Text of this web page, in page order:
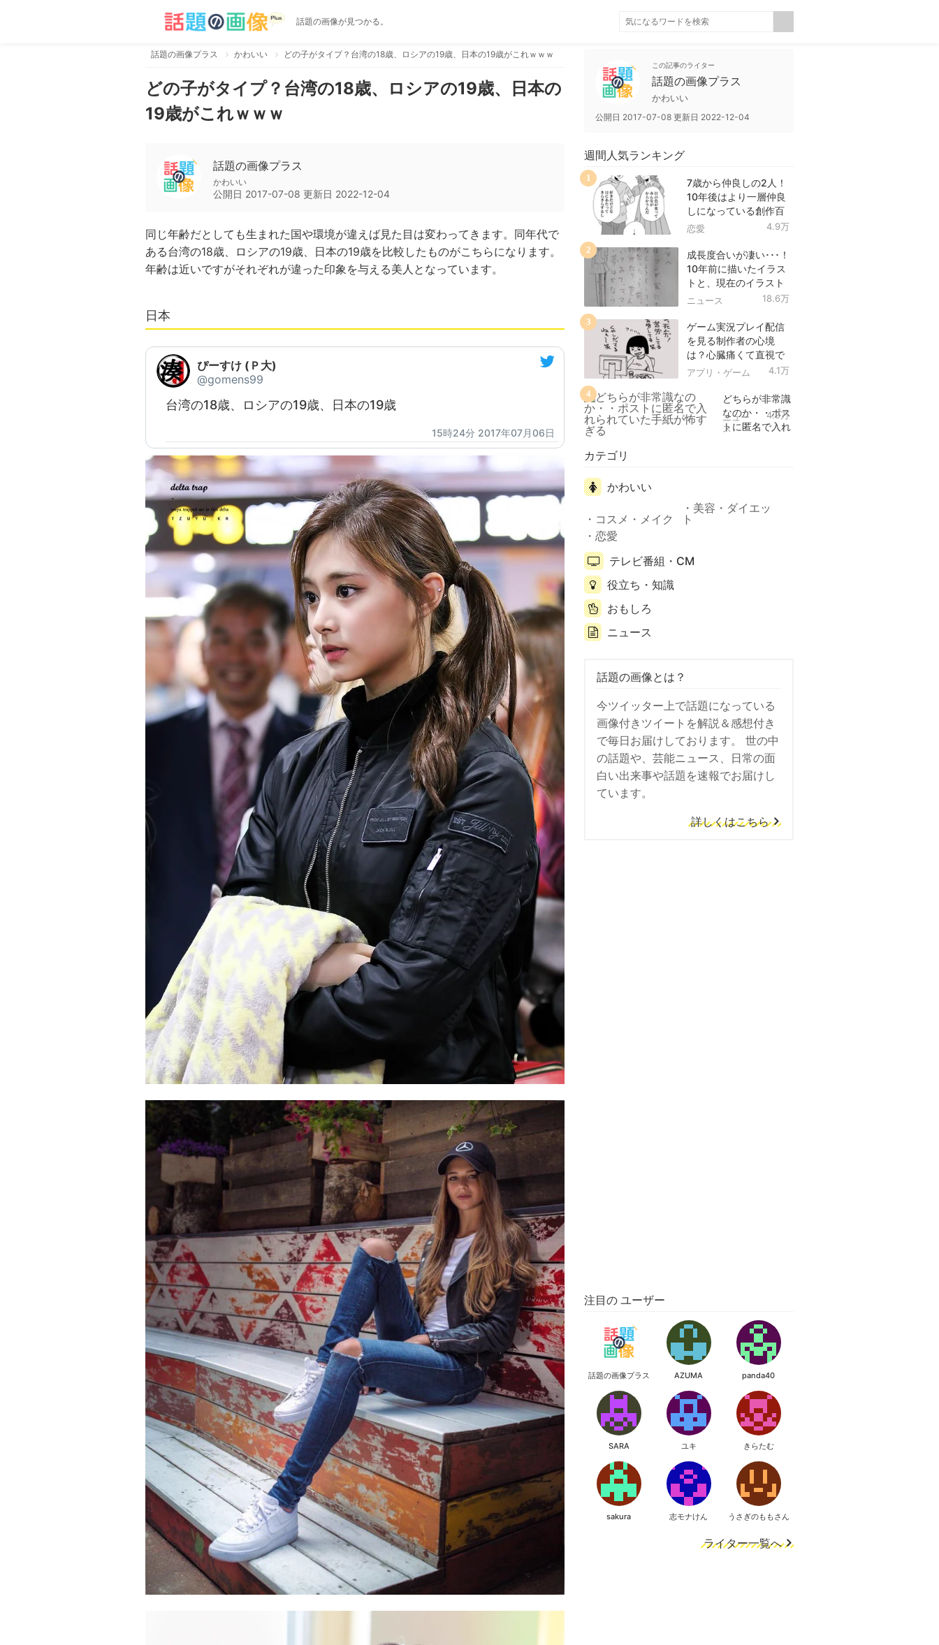
話題の画像が見つかる。
話題の画像プラス かわいい どの子がタイプ？台湾の18歳、ロシアの19歳、日本の19歳がこれｗｗｗ
どの子がタイプ？台湾の18歳、ロシアの19歳、日本の
19歳がこれｗｗｗ
話題の画像プラス
かわいい
公開日 2017-07-08 更新日 2022-12-04
同じ年齢だとしても生まれた国や環境が違えば見た目は変わってきます。同年代で
ある台湾の18歳、ロシアの19歳、日本の19歳を比較したものがこちらになります。
年齢は近いですがそれぞれが違った印象を与える美人となっています。
日本
ぴーすけ (Ｐ大)
@gomens99
台湾の18歳、ロシアの19歳、日本の19歳
15時24分 2017年07月06日
この記事のライター
話題の画像プラス
かわいい
公開日 2017-07-08 更新日 2022-12-04
週間人気ランキング
7歳から仲良しの2人！
10年後はより一層仲良
しになっている創作百
合！
恋愛 4.9万
1
成長度合いが凄い･･･！
10年前に描いたイラス
トと、現在のイラスト
を投稿したツイートが
ニュース 18.6万
2
ゲーム実況プレイ配信
を見る制作者の心境
は？心臓痛くて直視で
きなかった！
アプリ・ゲーム 4.1万
3
どちらが非常識
なのか・・ポス
トに匿名で入れ
ニュー
ス
4.9万
4
カテゴリ
かわいい
コスメ・メイク
美容・ダイエッ
ト
恋愛
テレビ番組・CM
役立ち・知識
おもしろ
ニュース
話題の画像とは？
今ツイッター上で話題になっている
画像付きツイートを解説＆感想付き
で毎日お届けしております。 世の中
の話題や、芸能ニュース、日常の面
白い出来事や話題を速報でお届けし
ています。
詳しくはこちら
注目の ユーザー
話題の画像プラス AZUMA panda40
SARA ユキ きらたむ
sakura 志モナけん うさぎのももさん
ライター一覧へ